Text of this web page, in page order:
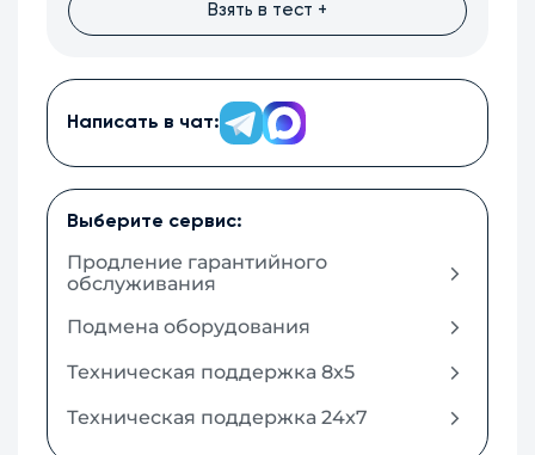
Взять в тест +
Написать в чат:
Выберите сервис:
Продление гарантийного
обслуживания
Подмена оборудования
Техническая поддержка 8x5
Техническая поддержка 24x7